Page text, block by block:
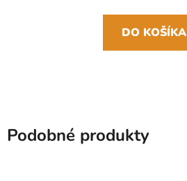
DO KOŠÍKA
Podobné produkty